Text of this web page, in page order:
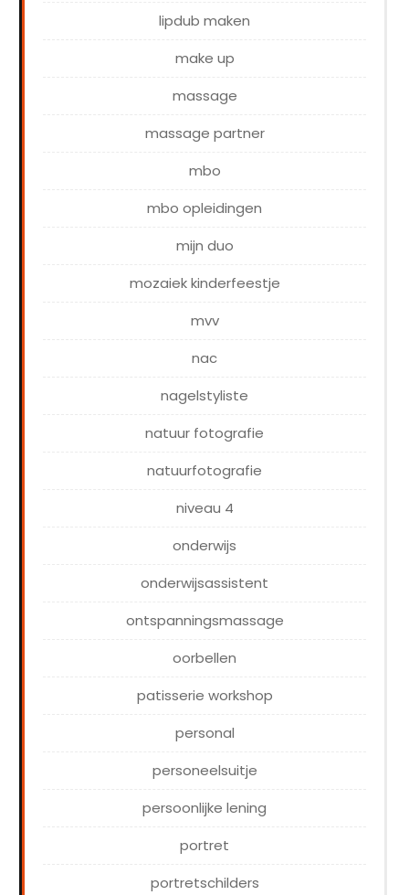
lipdub maken
make up
massage
massage partner
mbo
mbo opleidingen
mijn duo
mozaiek kinderfeestje
mvv
nac
nagelstyliste
natuur fotografie
natuurfotografie
niveau 4
onderwijs
onderwijsassistent
ontspanningsmassage
oorbellen
patisserie workshop
personal
personeelsuitje
persoonlijke lening
portret
portretschilders